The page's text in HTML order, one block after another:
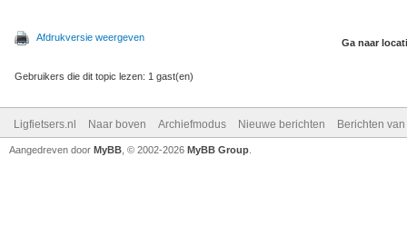
Afdrukversie weergeven Ga naar
Gebruikers die dit topic lezen: 1 gast(en)
Ligfietsers.nl Naar boven Archiefmodus Nieuwe berichten Berichten
Aangedreven door MyBB , © 2002-2026 MyBB Group